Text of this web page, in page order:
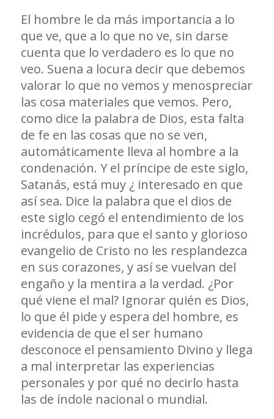
El hombre le da más importancia a lo
que ve, que a lo que no ve, sin darse
cuenta que lo verdadero es lo que no
veo. Suena a locura decir que debemos
valorar lo que no vemos y menospreciar
las cosa materiales que vemos. Pero,
como dice la palabra de Dios, esta falta
de fe en las cosas que no se ven,
automáticamente lleva al hombre a la
condenación. Y el príncipe de este siglo,
Satanás, está muy ¿ interesado en que
así sea. Dice la palabra que el dios de
este siglo cegó el entendimiento de los
incrédulos, para que el santo y glorioso
evangelio de Cristo no les resplandezca
en sus corazones, y así se vuelvan del
engaño y la mentira a la verdad. ¿Por
qué viene el mal? Ignorar quién es Dios,
lo que él pide y espera del hombre, es
evidencia de que el ser humano
desconoce el pensamiento Divino y llega
a mal interpretar las experiencias
personales y por qué no decirlo hasta
las de índole nacional o mundial.